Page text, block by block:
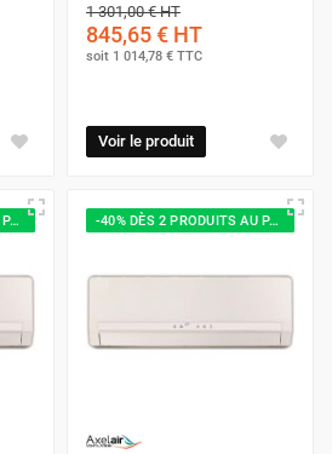
1 301,00 €HT
845,65 € HT
soit 1 014,78 € TTC
Voir le produit
-40% DÈS 2 PRODUITS AU PANIER -40% DÈS 2 PRODUITS AU PANIER